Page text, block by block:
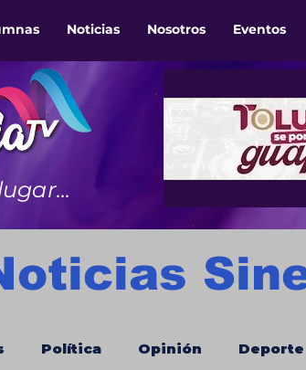
Noticias Nosotros Eventos
Política Opinión Deporte